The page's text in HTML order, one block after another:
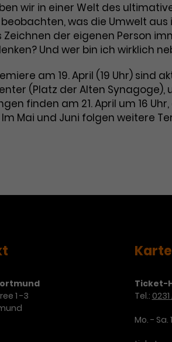
wir in einer Welt des
was die Umwelt
Zeichnen der eigenen Person
Und wer bin ich wirklich
am 19. April (19 Uhr) sind
(Platz der Alten Synagoge),
finden am 21. April um 16 Uhr,
Mai und Juni folgen weitere
1 -3
Ticket-
Tel.:
Mo. - Sa.